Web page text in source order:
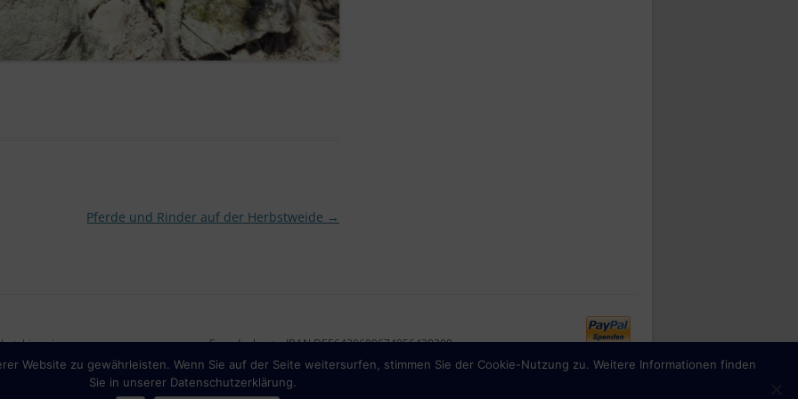
Pferde und Rinder auf der Herbstweide →
Spendenkonto: IBAN DE56430609674056430200
Website zu gewährleisten. Wenn Sie auf der Seite weitersurfen, stimmen Sie der Cookie-Nutzung zu. Weitere Informationen finden
Sie in unserer Datenschutzerklärung.